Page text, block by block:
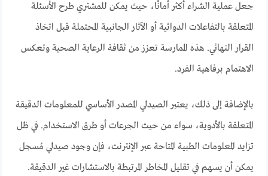
جعل عملية الشراء أكثر أمانًا، حيث يمكن للمشتري طرح الأسئلة
المتعلقة بالتفاعلات الدوائية أو الآثار الجانبية المحتملة قبل اتخاذ
القرار النهائي. هذه الممارسة تعزز من ثقافة الرعاية الصحية وتعكس
الاهتمام برفاهية الفرد.
بالإضافة إلى ذلك، يعتبر الصيدلي المصدر الأساسي للمعلومات الدقيقة
المتعلقة بالأدوية، سواء من حيث الجرعات أو طرق الاستخدام. في ظل
تزايد المعلومات الطبية المتاحة عبر الإنترنت، فإن وجود صيدلي مُسجل
يمكن أن يسهم في تقليل المخاطر المرتبطة بالاستشارات غير الدقيقة.